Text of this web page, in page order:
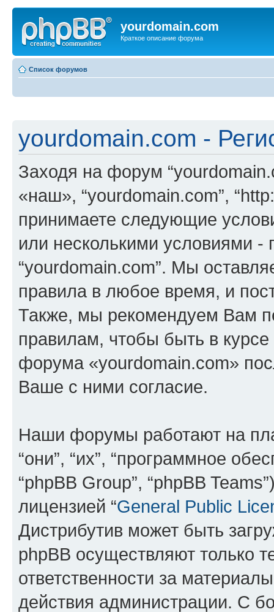
yourdomain.com
Краткое описание форума
Список форумов
yourdomain.com -
Заходя на форум
«наш», “yourdomain.com”,
принимаете следующие
или несколькими условиями
“yourdomain.com”. Мы
правила в любое время, и
Также, мы рекомендуем Вам
правилам, чтобы быть в
форума «yourdomain.com»
Ваше с ними согласие.
Наши форумы работают на
“они”, “их”, “программное
“phpBB Group”, “phpBB
лицензией “General Public
Дистрибутив может быть
phpBB осуществляют только
ответственности за
действия администрации. С